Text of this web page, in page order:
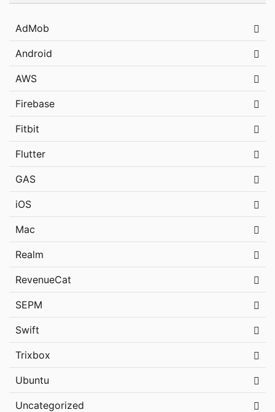
AdMob
Android
AWS
Firebase
Fitbit
Flutter
GAS
iOS
Mac
Realm
RevenueCat
SEPM
Swift
Trixbox
Ubuntu
Uncategorized